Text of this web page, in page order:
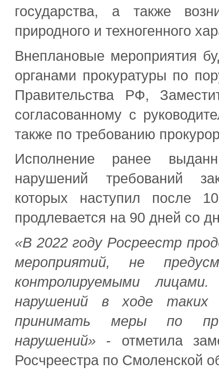
государства, а также
природного и техногенного
Внеплановые мероприятия
органами прокуратуры по
Правительства РФ,
согласованному с
также по требованию
Исполнение ранее
нарушений требований
которых наступил после
продлевается на 90 дней со
«В 2022 году Росреестр
мероприятий, не
контролируемыми
нарушений в ходе таких
принимать меры по
нарушений» - отметила
Росчреестра по Смоленской